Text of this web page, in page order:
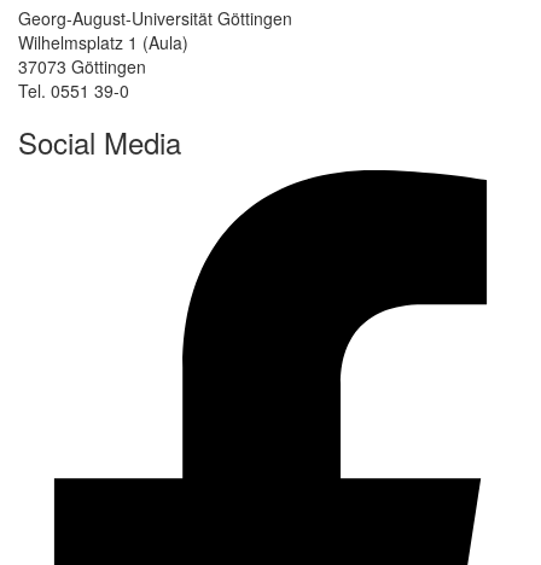
Georg-August-Universität Göttingen
Wilhelmsplatz 1 (Aula)
37073 Göttingen
Tel. 0551 39-0
Social Media